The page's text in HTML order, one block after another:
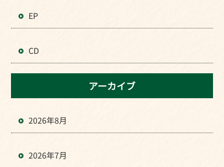
EP
CD
アーカイブ
2026年8月
2026年7月